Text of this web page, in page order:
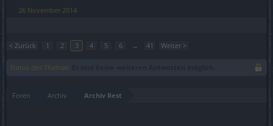
26 November 2014
< Zurück 1 2 3 4 5 6 → 41 Weiter >
Status des Themas:
Foren Archiv Archiv Rest